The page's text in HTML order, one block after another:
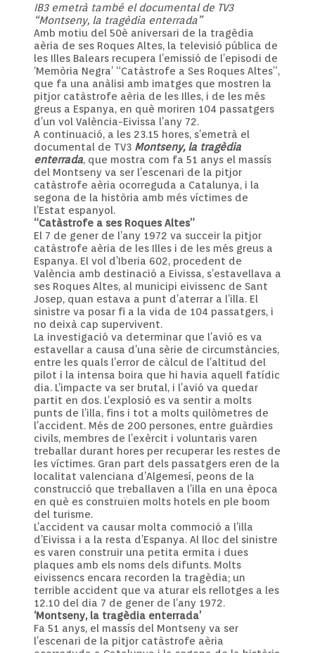
IB3 emetrà també el documental de TV3
“Montseny, la tragèdia enterrada”
Amb motiu del 50è aniversari de la tragèdia
aèria de ses Roques Altes, la televisió pública de
les Illes Balears recupera l’emissió de l’episodi de
‘Memòria Negra’ “Catàstrofe a Ses Roques Altes”,
que fa una anàlisi amb imatges que mostren la
pitjor catàstrofe aèria de les Illes, i de les més
greus a Espanya, en què moriren 104 passatgers
d’un vol València-Eivissa l’any 72.
A continuació, a les 23.15 hores, s’emetrà el
documental de TV3 Montseny, la tragèdia
enterrada, que mostra com fa 51 anys el massís
del Montseny va ser l’escenari de la pitjor
catàstrofe aèria ocorreguda a Catalunya, i la
segona de la història amb més víctimes de
l’Estat espanyol.
“Catàstrofe a ses Roques Altes”
El 7 de gener de l’any 1972 va succeir la pitjor
catàstrofe aèria de les Illes i de les més greus a
Espanya. El vol d’Iberia 602, procedent de
València amb destinació a Eivissa, s’estavellava a
ses Roques Altes, al municipi eivissenc de Sant
Josep, quan estava a punt d’aterrar a l’illa. El
sinistre va posar fi a la vida de 104 passatgers, i
no deixà cap supervivent.
La investigació va determinar que l’avió es va
estavellar a causa d’una sèrie de circumstàncies,
entre les quals l’error de càlcul de l’altitud del
pilot i la intensa boira que hi havia aquell fatídic
dia. L’impacte va ser brutal, i l’avió va quedar
partit en dos. L’explosió es va sentir a molts
punts de l’illa, fins i tot a molts quilòmetres de
l’accident. Més de 200 persones, entre guàrdies
civils, membres de l’exèrcit i voluntaris varen
treballar durant hores per recuperar les restes de
les víctimes. Gran part dels passatgers eren de la
localitat valenciana d’Algemesí, peons de la
construcció que treballaven a l’illa en una època
en què es construïen molts hotels en ple boom
del turisme.
L’accident va causar molta commoció a l’illa
d’Eivissa i a la resta d’Espanya. Al lloc del sinistre
es varen construir una petita ermita i dues
plaques amb els noms dels difunts. Molts
eivissencs encara recorden la tragèdia; un
terrible accident que va aturar els rellotges a les
12.10 del dia 7 de gener de l’any 1972.
‘Montseny, la tragèdia enterrada’
Fa 51 anys, el massís del Montseny va ser
l’escenari de la pitjor catàstrofe aèria